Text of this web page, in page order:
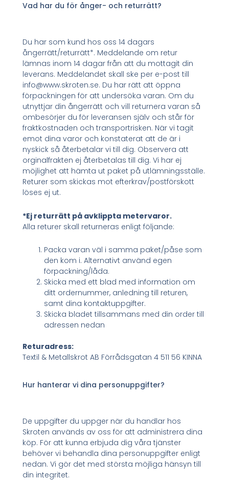
Vad har du för ånger- och returrätt?
Du har som kund hos oss 14 dagars
ångerrätt/returrätt*. Meddelande om retur
lämnas inom 14 dagar från att du mottagit din
leverans. Meddelandet skall ske per e-post till
info@www.skroten.se. Du har rätt att öppna
förpackningen för att undersöka varan. Om du
utnyttjar din ångerrätt och vill returnera varan så
ombesörjer du för leveransen själv och står för
fraktkostnaden och transportrisken. När vi tagit
emot dina varor och konstaterat att de är i
nyskick så återbetalar vi till dig. Observera att
orginalfrakten ej återbetalas till dig. Vi har ej
möjlighet att hämta ut paket på utlämningsställe.
Returer som skickas mot efterkrav/postförskott
löses ej ut.
*Ej returrätt på avklippta metervaror.
Alla returer skall returneras enligt följande:
Packa varan väl i samma paket/påse som
den kom i. Alternativt använd egen
förpackning/låda.
Skicka med ett blad med information om
ditt ordernummer, anledning till returen,
samt dina kontaktuppgifter.
Skicka bladet tillsammans med din order till
adressen nedan
Returadress:
Textil & Metallskrot AB Förrådsgatan 4 511 56 KINNA
Hur hanterar vi dina personuppgifter?
De uppgifter du uppger när du handlar hos
Skroten används av oss för att administrera dina
köp. För att kunna erbjuda dig våra tjänster
behöver vi behandla dina personuppgifter enligt
nedan. Vi gör det med största möjliga hänsyn till
din integritet.